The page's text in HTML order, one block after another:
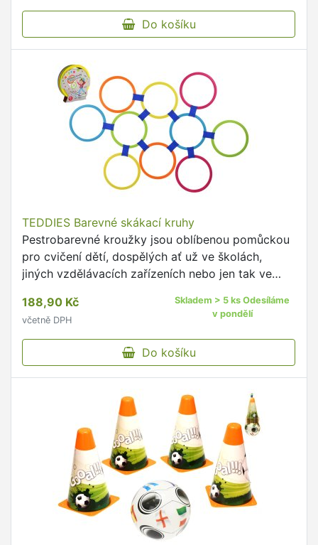
Do košíku
TEDDIES Barevné skákací kruhy
Pestrobarevné kroužky jsou oblíbenou pomůckou
pro cvičení dětí, dospělých ať už ve školách,
jiných vzdělávacích zařízeních nebo jen tak ve
188,90 Kč
včetně DPH
Skladem > 5 ks Odesíláme
v pondělí
Do košíku